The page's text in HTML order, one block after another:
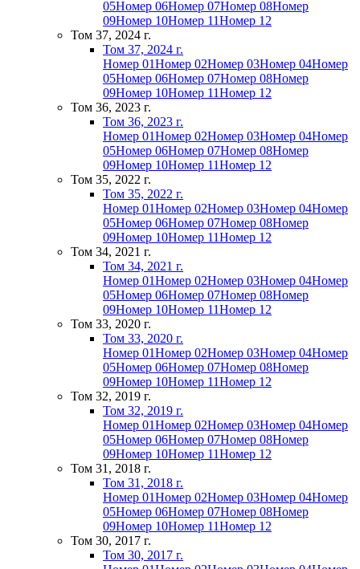
05Номер 06Номер 07Номер 08Номер
09Номер 10Номер 11Номер 12
Том 37, 2024 г.
Том 37, 2024 г.
Номер 01Номер 02Номер 03Номер 04Номер
05Номер 06Номер 07Номер 08Номер
09Номер 10Номер 11Номер 12
Том 36, 2023 г.
Том 36, 2023 г.
Номер 01Номер 02Номер 03Номер 04Номер
05Номер 06Номер 07Номер 08Номер
09Номер 10Номер 11Номер 12
Том 35, 2022 г.
Том 35, 2022 г.
Номер 01Номер 02Номер 03Номер 04Номер
05Номер 06Номер 07Номер 08Номер
09Номер 10Номер 11Номер 12
Том 34, 2021 г.
Том 34, 2021 г.
Номер 01Номер 02Номер 03Номер 04Номер
05Номер 06Номер 07Номер 08Номер
09Номер 10Номер 11Номер 12
Том 33, 2020 г.
Том 33, 2020 г.
Номер 01Номер 02Номер 03Номер 04Номер
05Номер 06Номер 07Номер 08Номер
09Номер 10Номер 11Номер 12
Том 32, 2019 г.
Том 32, 2019 г.
Номер 01Номер 02Номер 03Номер 04Номер
05Номер 06Номер 07Номер 08Номер
09Номер 10Номер 11Номер 12
Том 31, 2018 г.
Том 31, 2018 г.
Номер 01Номер 02Номер 03Номер 04Номер
05Номер 06Номер 07Номер 08Номер
09Номер 10Номер 11Номер 12
Том 30, 2017 г.
Том 30, 2017 г.